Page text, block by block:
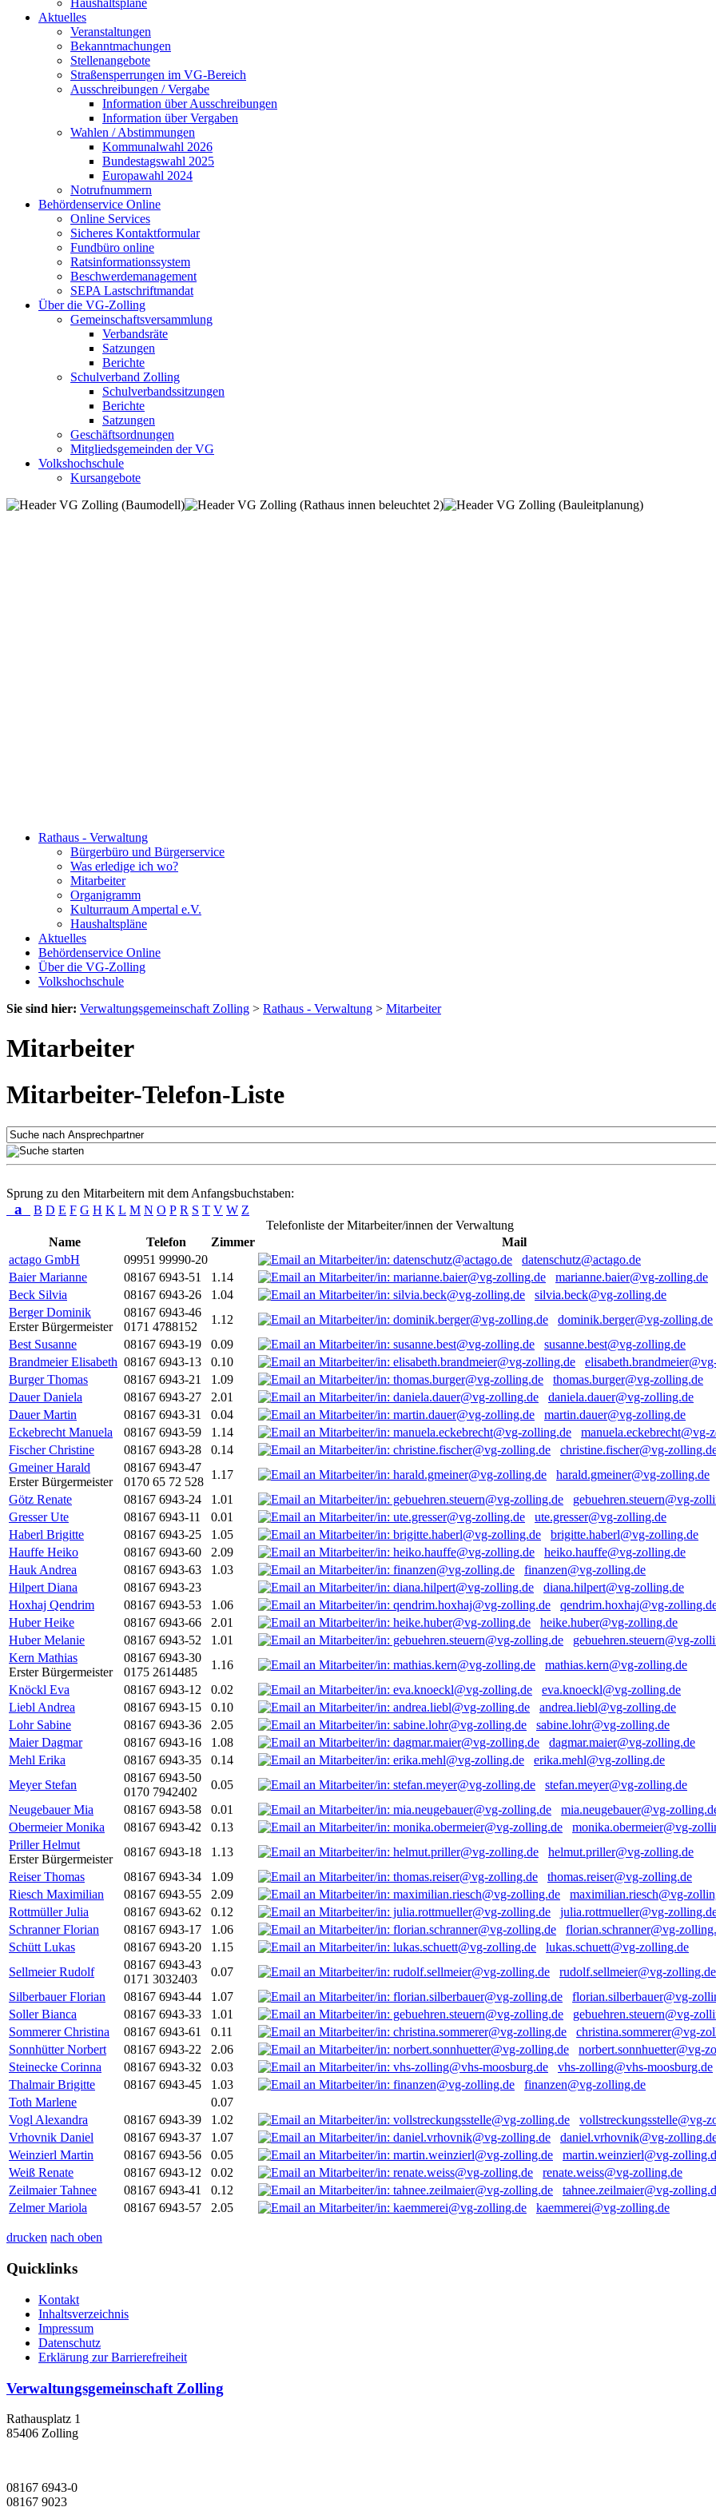
Haushaltspläne
Aktuelles
Veranstaltungen
Bekanntmachungen
Stellenangebote
Straßensperrungen im VG-Bereich
Ausschreibungen / Vergabe
Information über Ausschreibungen
Information über Vergaben
Wahlen / Abstimmungen
Kommunalwahl 2026
Bundestagswahl 2025
Europawahl 2024
Notrufnummern
Behördenservice Online
Online Services
Sicheres Kontaktformular
Fundbüro online
Ratsinformationssystem
Beschwerdemanagement
SEPA Lastschriftmandat
Über die VG-Zolling
Gemeinschaftsversammlung
Verbandsräte
Satzungen
Berichte
Schulverband Zolling
Schulverbandssitzungen
Berichte
Satzungen
Geschäftsordnungen
Mitgliedsgemeinden der VG
Volkshochschule
Kursangebote
Rathaus - Verwaltung
Bürgerbüro und Bürgerservice
Was erledige ich wo?
Mitarbeiter
Organigramm
Kulturraum Ampertal e.V.
Haushaltspläne
Aktuelles
Behördenservice Online
Über die VG-Zolling
Volkshochschule
Sie sind hier: Verwaltungsgemeinschaft Zolling > Rathaus - Verwaltung > Mitarbeiter
Mitarbeiter
Mitarbeiter-Telefon-Liste
Sprung zu den Mitarbeitern mit dem Anfangsbuchstaben:
a B D E F G H K L M N O P R S T V W Z
Telefonliste der Mitarbeiter/innen der Verwaltung
Name
Telefon Zimmer
Mail
actago GmbH
09951 99990-20
datenschutz@actago.de
Baier Marianne
08167 6943-51 1.14
marianne.baier@vg-zolling.de
Beck Silvia
08167 6943-26 1.04
silvia.beck@vg-zolling.de
Berger Dominik
Erster Bürgermeister
08167 6943-46
0171 4788152
1.12
dominik.berger@vg-zolling.de
Best Susanne
08167 6943-19 0.09
susanne.best@vg-zolling.de
Brandmeier Elisabeth 08167 6943-13 0.10
Burger Thomas
08167 6943-21 1.09
thomas.burger@vg-zolling.de
Dauer Daniela
08167 6943-27 2.01
daniela.dauer@vg-zolling.de
Dauer Martin
08167 6943-31 0.04
martin.dauer@vg-zolling.de
Eckebrecht Manuela
08167 6943-59 1.14
manuela.eckebrecht@vg-
Fischer Christine
08167 6943-28 0.14
christine.fischer@vg-
Gmeiner Harald
Erster Bürgermeister
08167 6943-47
0170 65 72 528
1.17
harald.gmeiner@vg-zolling.de
Götz Renate
08167 6943-24 1.01
gebuehren.steuern@vg-
Gresser Ute
08167 6943-11 0.01
ute.gresser@vg-zolling.de
Haberl Brigitte
08167 6943-25 1.05
brigitte.haberl@vg-zolling.de
Hauffe Heiko
08167 6943-60 2.09
heiko.hauffe@vg-zolling.de
Hauk Andrea
08167 6943-63 1.03
finanzen@vg-zolling.de
Hilpert Diana
08167 6943-23
diana.hilpert@vg-zolling.de
Hoxhaj Qendrim
08167 6943-53 1.06
qendrim.hoxhaj@vg-
Huber Heike
08167 6943-66 2.01
heike.huber@vg-zolling.de
Huber Melanie
08167 6943-52 1.01
gebuehren.steuern@vg-
Kern Mathias
Erster Bürgermeister
08167 6943-30
0175 2614485
1.16
mathias.kern@vg-zolling.de
Knöckl Eva
08167 6943-12 0.02
eva.knoeckl@vg-zolling.de
Liebl Andrea
08167 6943-15 0.10
andrea.liebl@vg-zolling.de
Lohr Sabine
08167 6943-36 2.05
sabine.lohr@vg-zolling.de
Maier Dagmar
08167 6943-16 1.08
dagmar.maier@vg-zolling.de
Mehl Erika
08167 6943-35 0.14
erika.mehl@vg-zolling.de
Meyer Stefan
08167 6943-50
0170 7942402
0.05
stefan.meyer@vg-zolling.de
Neugebauer Mia
08167 6943-58 0.01
mia.neugebauer@vg-
Obermeier Monika
08167 6943-42 0.13
monika.obermeier@vg-
Priller Helmut
Erster Bürgermeister
08167 6943-18 1.13
helmut.priller@vg-zolling.de
Reiser Thomas
08167 6943-34 1.09
thomas.reiser@vg-zolling.de
Riesch Maximilian
08167 6943-55 2.09
maximilian.riesch@vg-
Rottmüller Julia
08167 6943-62 0.12
julia.rottmueller@vg-
Schranner Florian
08167 6943-17 1.06
florian.schranner@vg-
Schütt Lukas
08167 6943-20 1.15
lukas.schuett@vg-zolling.de
Sellmeier Rudolf
08167 6943-43
0171 3032403
0.07
rudolf.sellmeier@vg-zolling.de
Silberbauer Florian
08167 6943-44 1.07
florian.silberbauer@vg-
Soller Bianca
08167 6943-33 1.01
gebuehren.steuern@vg-
Sommerer Christina
08167 6943-61 0.11
christina.sommerer@vg-
Sonnhütter Norbert
08167 6943-22 2.06
norbert.sonnhuetter@vg-
Steinecke Corinna
08167 6943-32 0.03
vhs-zolling@vhs-moosburg.de
Thalmair Brigitte
08167 6943-45 1.03
finanzen@vg-zolling.de
Toth Marlene
0.07
Vogl Alexandra
08167 6943-39 1.02
vollstreckungsstelle@vg-
Vrhovnik Daniel
08167 6943-37 1.07
daniel.vrhovnik@vg-
Weinzierl Martin
08167 6943-56 0.05
martin.weinzierl@vg-
Weiß Renate
08167 6943-12 0.02
renate.weiss@vg-zolling.de
Zeilmaier Tahnee
08167 6943-41 0.12
tahnee.zeilmaier@vg-
Zelmer Mariola
08167 6943-57 2.05 kaemmerei@vg-zolling.de
drucken nach oben
Quicklinks
Kontakt
Inhaltsverzeichnis
Impressum
Datenschutz
Erklärung zur Barrierefreiheit
Verwaltungsgemeinschaft Zolling
Rathausplatz 1
85406 Zolling
08167 6943-0
08167 9023